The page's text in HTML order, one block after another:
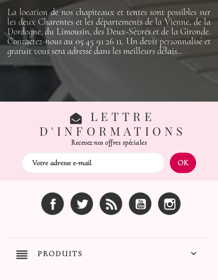
La location de nos chapiteaux et tentes sont possibles sur
les deux Charentes et les départements de la Vienne, de la
Dordogne, du Limousin, des Deux-Sèvres et de la Gironde.
Contactez-nous au 05 45 91 26 11. Un devis personnalisé et
gratuit vous sera adressé dans les meilleurs délais..
LETTRE
D'INFORMATIONS
Recevez nos offres spéciales
Facebook Twitter Rss YouTube
reorder PRODUITS 